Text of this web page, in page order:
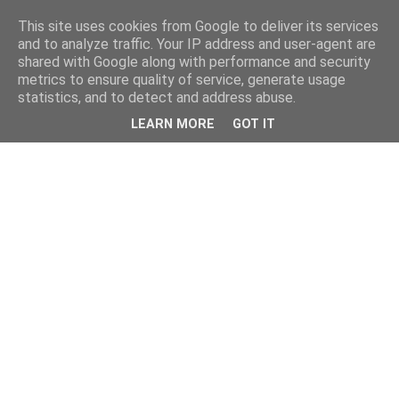
This site uses cookies from Google to deliver its services
and to analyze traffic. Your IP address and user-agent are
shared with Google along with performance and security
metrics to ensure quality of service, generate usage
statistics, and to detect and address abuse.
LEARN MORE GOT IT